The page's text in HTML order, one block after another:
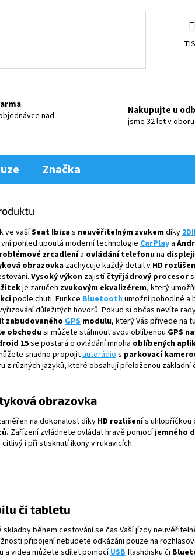
R
M
A
nad
Nakupujte u
jsme 32 let v oboru
Značka
ve vašíSeat Ibizas neuvěřitelným zvukemdíky
pohled upoutá moderní technologie CarPlay a
zrcadlenía ovládání telefonuna
obrazovka zachycuje každý detail v HD
Vysoký výkon zajistíčtyřjádrový procesor
je zaručen zvukovým ekvalizérem, který
podle chuti. Funkce Bluetooth umožní pohodlné a
důležitých hovorů. Pokud si občas nevíte
zabudovaného GPS modulu, který Vás přivede na
obchodusi můžete stáhnout svou oblíbenou GPS
15se postará o ovládání mnoha oblíbených
snadno propojit autorádio s parkovací
z různých jazyků, které obsahují přeloženou základní
obrazovka
na dokonalost díky HD rozlišenís uhlopříčkou
Zařízení zvládnete ovládat hravě pomocíjemného
i při stisknutí ikony v rukavicích.
či tabletu
během cestování se čas Vaší jízdy
připojení nebudete odkázáni pouze na
a videa můžete sdílet pomocíUSBflashdisku či